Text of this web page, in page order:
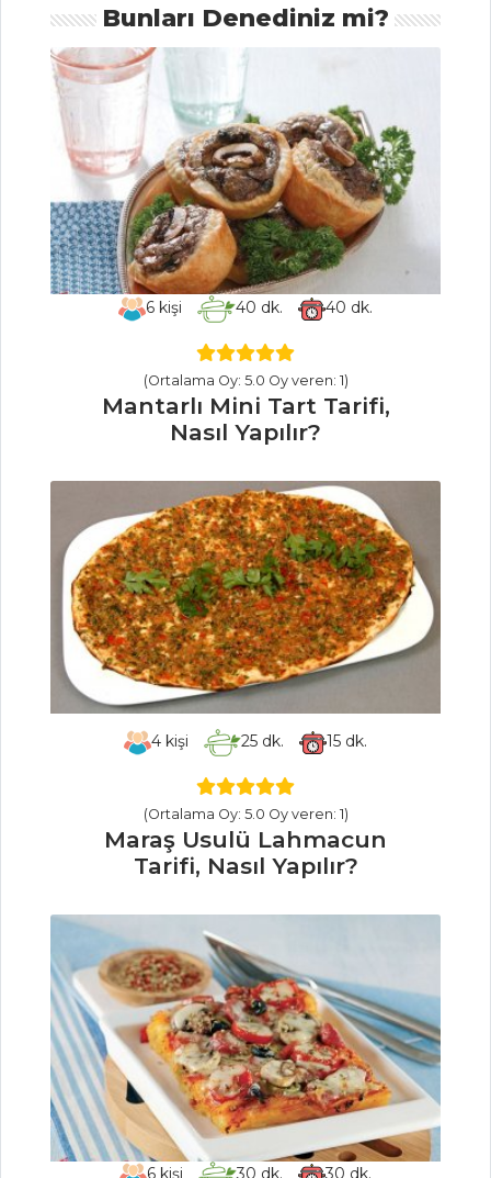
Tarifleri
MEZELER VE
SOSLAR
Çemen Tarifi,
Nasıl Yapılır?
Mamzana Tarifi,
Nasıl Yapılır?
Çanağında Et Meze
Tarifi, Nasıl Yapılır?
Mezeler ve Soslar
ÇORBALAR
Mercimek
Çorbası Tarifi, Nasıl
Yapılır? (Lokanta
Usulü)
Bütün Mercimek
Çorbası Tarifi, Nasıl
Yapılır?
Çorbası Tarifi, Nasıl
Yapılır?
Tarifleri
SALATALAR
Peynirli ve
Mantarlı Semizotu
Salatası Tarifi, Nasıl
Yapılır?
Karışık Marul
Bunları Denediniz mi?
6 kişi 40 dk. 40 dk.
(Ortalama Oy: 5.0 Oy veren: 1)
Mantarlı Mini Tart Tarifi,
Nasıl Yapılır?
4kişi 25 dk. 15 dk.
(Ortalama Oy: 5.0 Oy veren: 1)
Maraş Usulü Lahmacun
Tarifi, Nasıl Yapılır?